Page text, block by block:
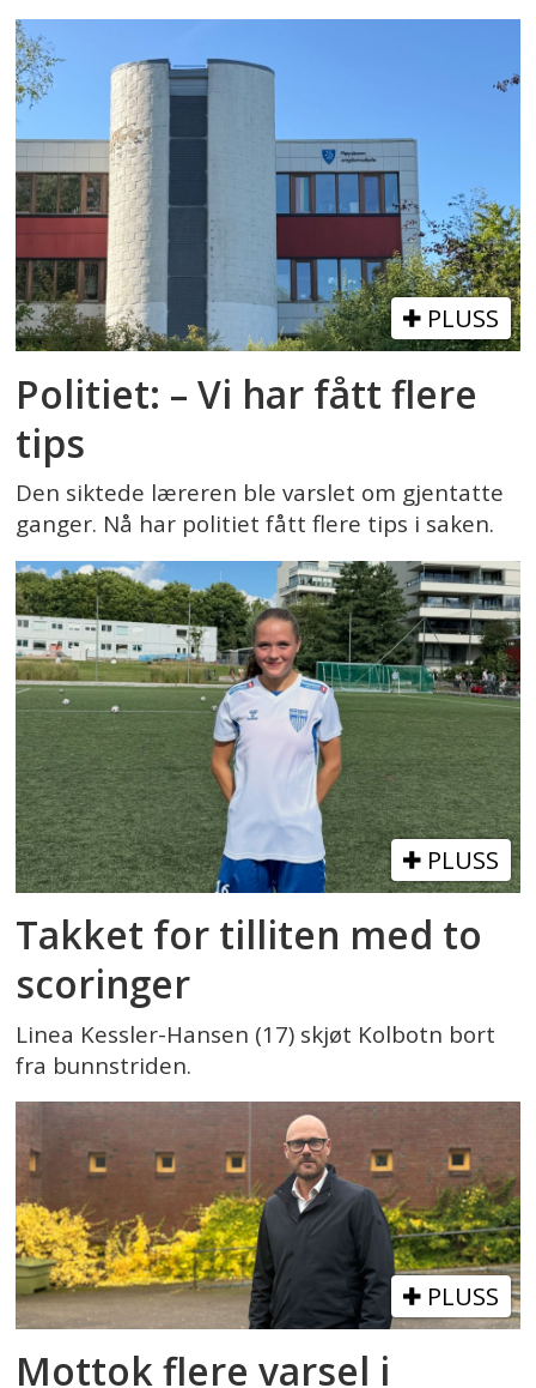
PLUSS
Politiet: – Vi har fått flere
tips
Den siktede læreren ble varslet om gjentatte
ganger. Nå har politiet fått flere tips i saken.
PLUSS
Takket for tilliten med to
scoringer
Linea Kessler-Hansen (17) skjøt Kolbotn bort
fra bunnstriden.
PLUSS
Mottok flere varsel i